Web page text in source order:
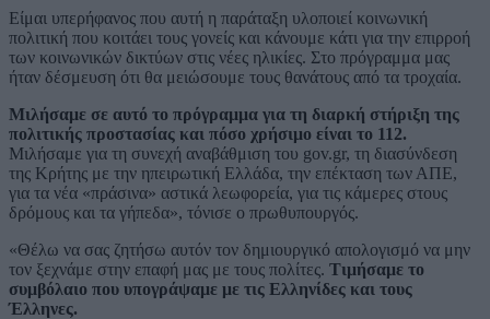
Είμαι υπερήφανος που αυτή η παράταξη υλοποιεί κοινωνική
πολιτική που κοιτάει τους γονείς και κάνουμε κάτι για την επιρροή
των κοινωνικών δικτύων στις νέες ηλικίες. Στο πρόγραμμα μας
ήταν δέσμευση ότι θα μειώσουμε τους θανάτους από τα τροχαία.
Μιλήσαμε σε αυτό το πρόγραμμα για τη διαρκή στήριξη της
πολιτικής προστασίας και πόσο χρήσιμο είναι το 112.
Μιλήσαμε για τη συνεχή αναβάθμιση του gov.gr, τη διασύνδεση
της Κρήτης με την ηπειρωτική Ελλάδα, την επέκταση των ΑΠΕ,
για τα νέα «πράσινα» αστικά λεωφορεία, για τις κάμερες στους
δρόμους και τα γήπεδα», τόνισε ο πρωθυπουργός.
«Θέλω να σας ζητήσω αυτόν τον δημιουργικό απολογισμό να μην
τον ξεχνάμε στην επαφή μας με τους πολίτες. Τιμήσαμε το
συμβόλαιο που υπογράψαμε με τις Ελληνίδες και τους
Έλληνες.